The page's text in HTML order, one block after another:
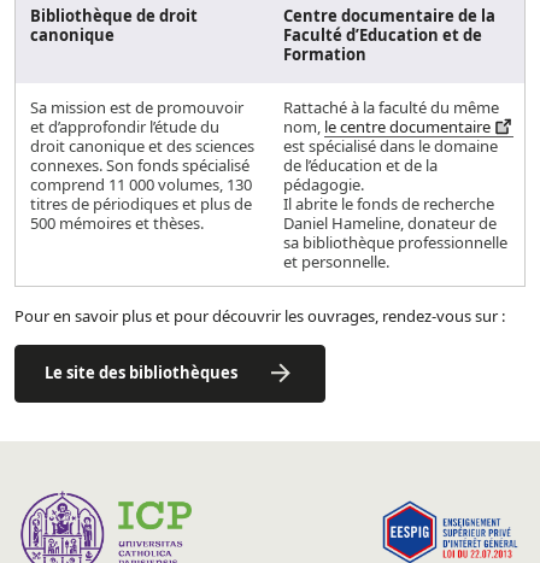
Bibliothèque de droit
canonique
Centre documentaire de la
Faculté d’Education et de
Formation
Sa mission est de promouvoir
et d’approfondir l’étude du
droit canonique et des sciences
connexes. Son fonds spécialisé
comprend 11 000 volumes, 130
titres de périodiques et plus de
500 mémoires et thèses.
Rattaché à la faculté du même
nom, le centre documentaire
est spécialisé dans le domaine
de l’éducation et de la
pédagogie.
Il abrite le fonds de recherche
Daniel Hameline, donateur de
sa bibliothèque professionnelle
et personnelle.
Pour en savoir plus et pour découvrir les ouvrages, rendez-vous sur :
Le site des bibliothèques